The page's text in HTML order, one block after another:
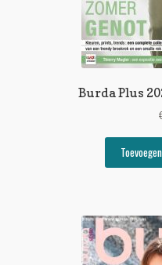
Burda Plus